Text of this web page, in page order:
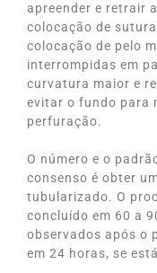
apreender e retrair
colocação de
colocação de pelo
interrompidas em
curvatura maior e
evitar o fundo para
perfuração.
O número e o
consenso é obter
tubularizado. O
concluído em 60 a
observados após o
em 24 horas, se